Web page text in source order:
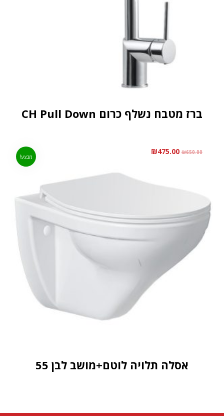
ברז מטבח נשלף כרום CH Pull Down
אסלה תלויה לוטם+מושב לבן 55
₪650.00
₪475.00
מבצע!